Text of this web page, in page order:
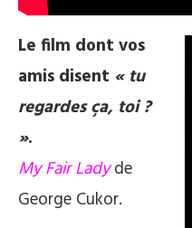
Le film dont vos
amis disent « tu
regardes ça, toi ?
».
My Fair Ladyde
George Cukor.